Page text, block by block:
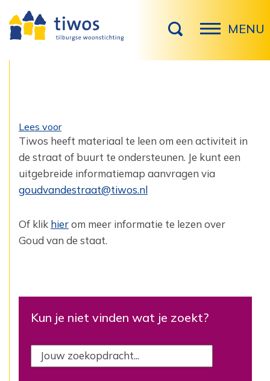
MENU
Lees voor
Tiwos heeft materiaal te leen om een activiteit in
de straat of buurt te ondersteunen. Je kunt een
uitgebreide informatiemap aanvragen via
goudvandestraat@tiwos.nl
Of klik hierom meer informatie te lezen over
Goud van de staat.
Kun je niet vinden wat je zoekt?